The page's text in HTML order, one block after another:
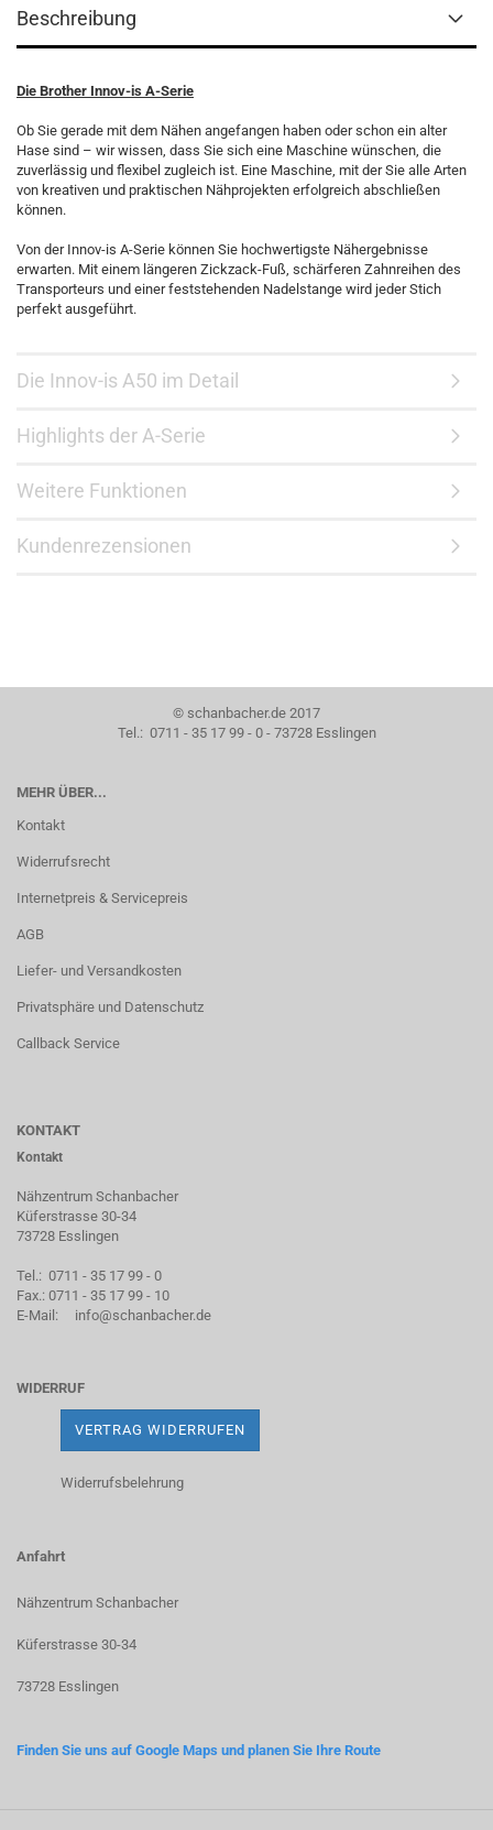
Beschreibung
Die Brother Innov-is A-Serie
Ob Sie gerade mit dem Nähen angefangen haben oder schon ein alter
Hase sind – wir wissen, dass Sie sich eine Maschine wünschen, die
zuverlässig und flexibel zugleich ist. Eine Maschine, mit der Sie alle Arten
von kreativen und praktischen Nähprojekten erfolgreich abschließen
können.
Von der Innov-is A-Serie können Sie hochwertigste Nähergebnisse
erwarten. Mit einem längeren Zickzack-Fuß, schärferen Zahnreihen des
Transporteurs und einer feststehenden Nadelstange wird jeder Stich
perfekt ausgeführt.
Die Innov-is A50 im Detail
Highlights der A-Serie
Weitere Funktionen
Kundenrezensionen
© schanbacher.de 2017
Tel.: 0711 - 35 17 99 - 0 - 73728 Esslingen
MEHR ÜBER...
Kontakt
Widerrufsrecht
Internetpreis & Servicepreis
AGB
Liefer- und Versandkosten
Privatsphäre und Datenschutz
Callback Service
KONTAKT
Kontakt
Nähzentrum Schanbacher
Küferstrasse 30-34
73728 Esslingen
Tel.: 0711 - 35 17 99 - 0
Fax.: 0711 - 35 17 99 - 10
E-Mail: info@schanbacher.de
WIDERRUF
VERTRAG WIDERRUFEN
Widerrufsbelehrung
Anfahrt
Nähzentrum Schanbacher
Küferstrasse 30-34
73728 Esslingen
Finden Sie uns auf Google Maps und planen Sie Ihre Route